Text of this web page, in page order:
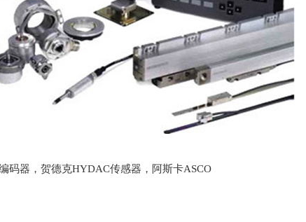
码器，贺德克HYDAC传感器，阿斯卡ASCO